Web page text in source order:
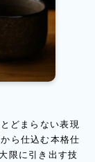
どまらない表現
ら仕込む本格仕
限に引き出す技